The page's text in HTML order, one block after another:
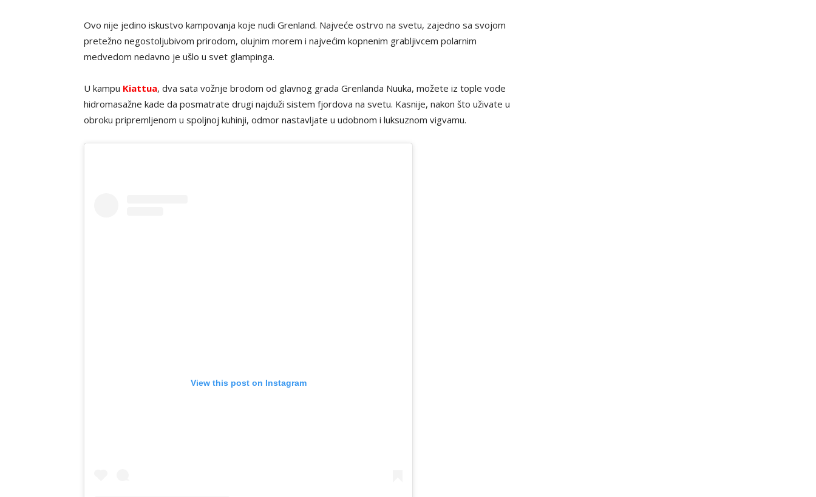
Ovo nije jedino iskustvo kampovanja koje nudi Grenland. Najveće ostrvo na svetu, zajedno sa svojom
pretežno negostoljubivom prirodom, olujnim morem i najvećim kopnenim grabljivcem polarnim
medvedom nedavno je ušlo u svet glampinga.
U kampu Kiattua, dva sata vožnje brodom od glavnog grada Grenlanda Nuuka, možete iz tople vode
hidromasažne kade da posmatrate drugi najduži sistem fjordova na svetu. Kasnije, nakon što uživate u
obroku pripremljenom u spoljnoj kuhinji, odmor nastavljate u udobnom i luksuznom vigvamu.
View this post on Instagram